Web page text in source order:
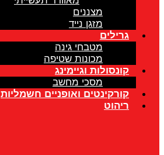
מצננים
מזגן נייד
גרילים
מטבחי גינה
מכונות שטיפה
קונסולות וגיימינג
מסכי מחשב
קורקינטים ואופניים חשמליות
ריהוט